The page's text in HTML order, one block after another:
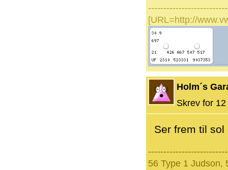
[URL=http://
Holm´s
Skrev for
Ser frem til
56 Type 1 Judson,